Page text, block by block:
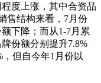
度上涨，其中合资品
售结构来看，7月份
下降； 而从1-7月累
份额分别提升7.8%
但自今年1月份以